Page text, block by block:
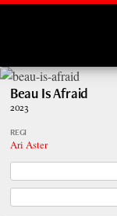
Beau Is Afraid
2023
REGI
Ari Aster